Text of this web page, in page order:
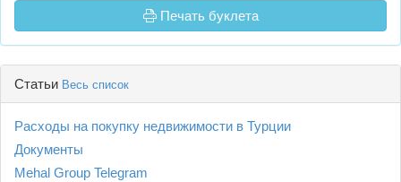
Печать буклета
Статьи Весь список
Расходы на покупку недвижимости в Турции
Документы
Mehal Group Telegram